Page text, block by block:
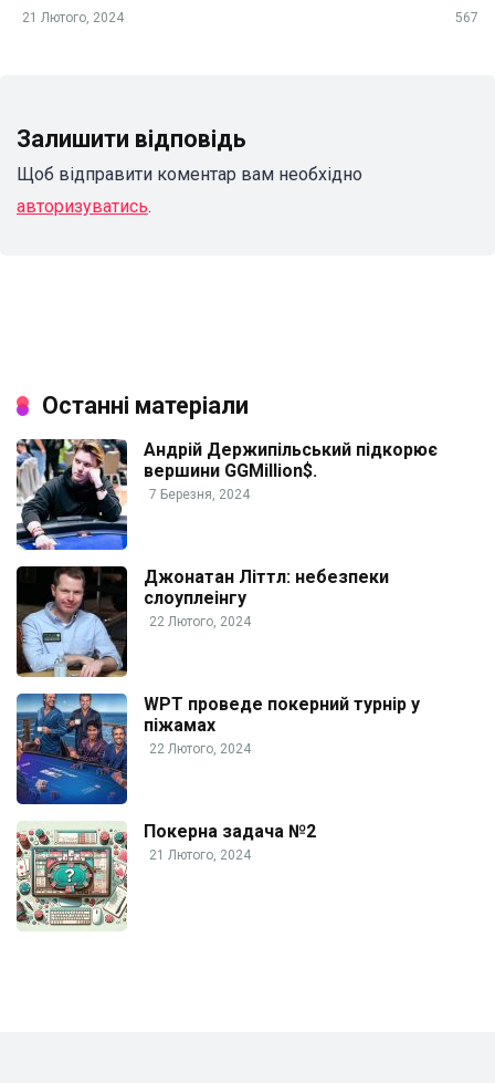
21 Лютого, 2024 567
Залишити відповідь
Щоб відправити коментар вам необхідно
авторизуватись.
Останні матеріали
Андрій Держипільський підкорює
вершини GGMillion$.
7 Березня, 2024
Джонатан Літтл: небезпеки
слоуплеінгу
22 Лютого, 2024
WPT проведе покерний турнір у
піжамах
22 Лютого, 2024
Покерна задача №2
21 Лютого, 2024